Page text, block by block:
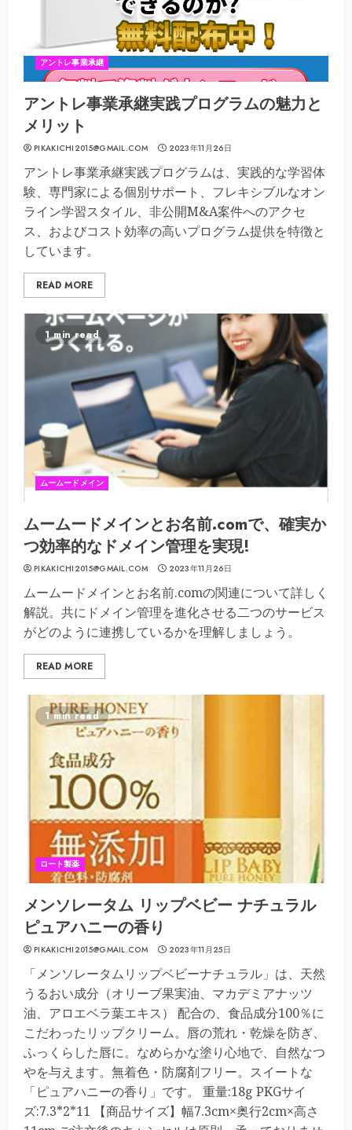
アントレ事業承継
アントレ事業承継実践プログラムの魅力と
メリット
PIKAKICHI2015@GMAIL.COM 2023年11月26日
アントレ事業承継実践プログラムは、実践的な学習体
験、専門家による個別サポート、フレキシブルなオン
ライン学習スタイル、非公開M&A案件へのアクセ
ス、およびコスト効率の高いプログラム提供を特徴と
しています。
READ MORE
1 min read
ムームードメイン
ムームードメインとお名前.comで、確実か
つ効率的なドメイン管理を実現!
PIKAKICHI2015@GMAIL.COM 2023年11月26日
ムームードメインとお名前.comの関連について詳しく
解説。共にドメイン管理を進化させる二つのサービス
がどのように連携しているかを理解しましょう。
READ MORE
1 min read
ロート製薬
メンソレータム リップベビー ナチュラル
ピュアハニーの香り
PIKAKICHI2015@GMAIL.COM 2023年11月25日
「メンソレータムリップベビーナチュラル」は、天然
うるおい成分（オリーブ果実油、マカデミアナッツ
油、アロエベラ葉エキス） 配合の、食品成分100％に
こだわったリップクリーム。唇の荒れ・乾燥を防ぎ、
ふっくらした唇に。なめらかな塗り心地で、自然なつ
やを与えます。無着色・防腐剤フリー。スイートな
「ピュアハニーの香り」です。 重量:18g PKGサイ
ズ:7.3*2*11 【商品サイズ】幅7.3cm×奥行2cm×高さ